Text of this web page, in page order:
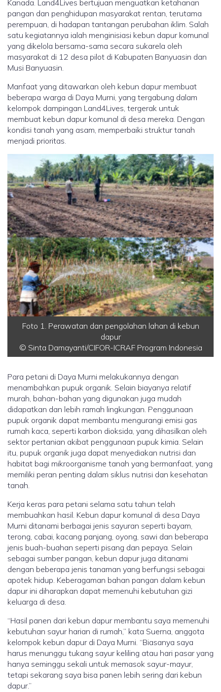
Kanada. Land4Lives bertujuan menguatkan ketahanan
pangan dan penghidupan masyarakat rentan, terutama
perempuan, di hadapan tantangan perubahan iklim. Salah
satu kegiatannya ialah menginisiasi kebun dapur komunal
yang dikelola bersama-sama secara sukarela oleh
masyarakat di 12 desa pilot di Kabupaten Banyuasin dan
Musi Banyuasin.
Manfaat yang ditawarkan oleh kebun dapur membuat
beberapa warga di Daya Murni, yang tergabung dalam
kelompok dampingan Land4Lives, tergerak untuk
membuat kebun dapur komunal di desa mereka. Dengan
kondisi tanah yang asam, memperbaiki struktur tanah
menjadi prioritas.
Foto 1. Perawatan dan pengolahan lahan di kebun
dapur
© Sinta Damayanti/CIFOR-ICRAF Program Indonesia
Para petani di Daya Murni melakukannya dengan
menambahkan pupuk organik. Selain biayanya relatif
murah, bahan-bahan yang digunakan juga mudah
didapatkan dan lebih ramah lingkungan. Penggunaan
pupuk organik dapat membantu mengurangi emisi gas
rumah kaca, seperti karbon dioksida, yang dihasilkan oleh
sektor pertanian akibat penggunaan pupuk kimia. Selain
itu, pupuk organik juga dapat menyediakan nutrisi dan
habitat bagi mikroorganisme tanah yang bermanfaat, yang
memiliki peran penting dalam siklus nutrisi dan kesehatan
tanah.
Kerja keras para petani selama satu tahun telah
membuahkan hasil. Kebun dapur komunal di desa Daya
Murni ditanami berbagai jenis sayuran seperti bayam,
terong, cabai, kacang panjang, oyong, sawi dan beberapa
jenis buah-buahan seperti pisang dan pepaya. Selain
sebagai sumber pangan, kebun dapur juga ditanami
dengan beberapa jenis tanaman yang berfungsi sebagai
apotek hidup. Keberagaman bahan pangan dalam kebun
dapur ini diharapkan dapat memenuhi kebutuhan gizi
keluarga di desa.
“Hasil panen dari kebun dapur membantu saya memenuhi
kebutuhan sayur harian di rumah,” kata Suerna, anggota
kelompok kebun dapur di Daya Murni. “Biasanya saya
harus menunggu tukang sayur keliling atau hari pasar yang
hanya seminggu sekali untuk memasok sayur-mayur,
tetapi sekarang saya bisa panen lebih sering dari kebun
dapur.”